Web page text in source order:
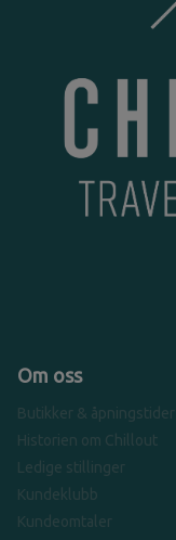
Om oss
Butikker & åpningstider
Historien om Chillout
Ledige stillinger
Kundeklubb
Kundeomtaler